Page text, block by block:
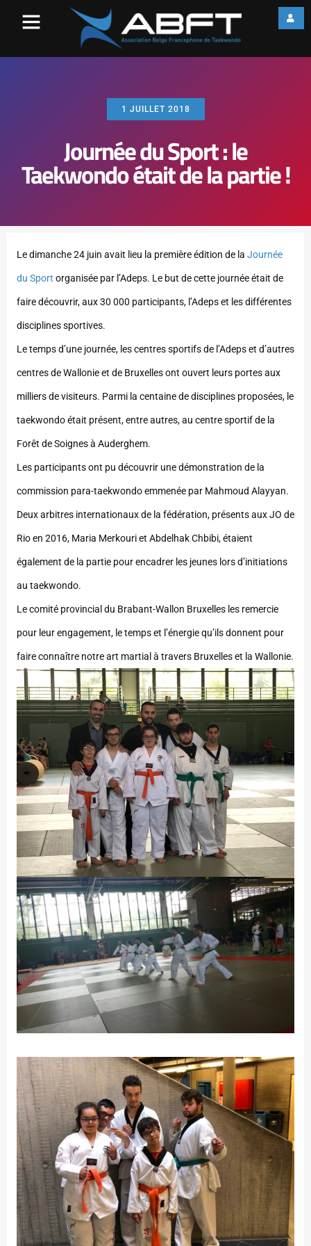
1 JUILLET 2018
Journée du Sport : le
Taekwondo était de la partie !
Le dimanche 24 juin avait lieu la première édition de la Journée
du Sport organisée par l’Adeps. Le but de cette journée était de
faire découvrir, aux 30 000 participants, l’Adeps et les différentes
disciplines sportives.
Le temps d’une journée, les centres sportifs de l’Adeps et d’autres
centres de Wallonie et de Bruxelles ont ouvert leurs portes aux
milliers de visiteurs. Parmi la centaine de disciplines proposées, le
taekwondo était présent, entre autres, au centre sportif de la
Forêt de Soignes à Auderghem.
Les participants ont pu découvrir une démonstration de la
commission para-taekwondo emmenée par Mahmoud Alayyan.
Deux arbitres internationaux de la fédération, présents aux JO de
Rio en 2016, Maria Merkouri et Abdelhak Chbibi, étaient
également de la partie pour encadrer les jeunes lors d’initiations
au taekwondo.
Le comité provincial du Brabant-Wallon Bruxelles les remercie
pour leur engagement, le temps et l’énergie qu’ils donnent pour
faire connaître notre art martial à travers Bruxelles et la Wallonie.